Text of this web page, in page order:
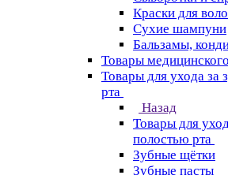
Краски для
Сухие шампуни
Бальзамы,
Товары
Товары для ухода за
рта
Назад
Товары для
полостью рта
Зубные щётки
Зубные пасты